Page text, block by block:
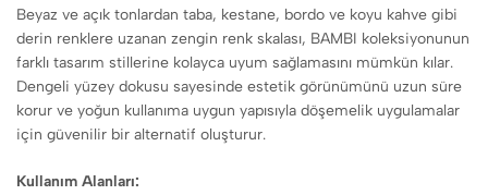
Beyaz ve açık tonlardan taba, kestane, bordo ve koyu kahve gibi
derin renklere uzanan zengin renk skalası, BAMBI koleksiyonunun
farklı tasarım stillerine kolayca uyum sağlamasını mümkün kılar.
Dengeli yüzey dokusu sayesinde estetik görünümünü uzun süre
korur ve yoğun kullanıma uygun yapısıyla döşemelik uygulamalar
için güvenilir bir alternatif oluşturur.
Kullanım Alanları: